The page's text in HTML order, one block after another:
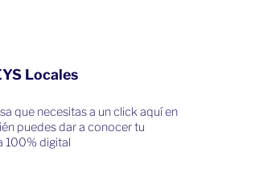
Locales
que necesitas a un click aquí en
puedes dar a conocer tu
100% digital